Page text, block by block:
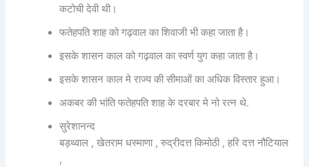
कटोची देवी थी।
फतेहपति शाह को गढ़वाल का शिवाजी भी कहा जाता है।
इसके शासन काल को गढ़वाल का स्वर्ण युग कहा जाता है।
इसके शासन काल मे राज्य की सीमाओं का अधिक विस्तार हुआ।
अकबर की भांति फतेहपति शाह के दरबार मे नो रत्न थे.
सुरेशानन्द
बड़थ्वाल , खेतराम धस्माणा , रुद्रीदत्त किमोठी , हरि दत्त नौटियाल
,